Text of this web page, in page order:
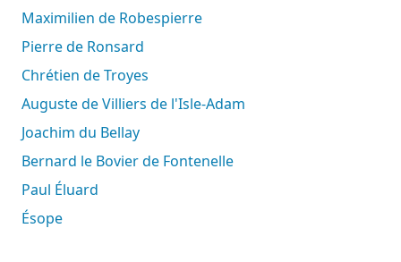
Maximilien de Robespierre
Pierre de Ronsard
Chrétien de Troyes
Auguste de Villiers de l'Isle-Adam
Joachim du Bellay
Bernard le Bovier de Fontenelle
Paul Éluard
Ésope